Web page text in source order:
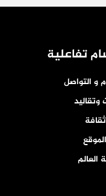
تفاعلية
و التواصل
وتقاليد
العالم